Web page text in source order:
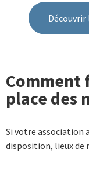
Découvrir
Comment
place des
Si votre association
disposition, lieux de